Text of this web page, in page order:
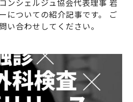
ンシェルジュ協会代表理事 岩
についての紹介記事です。 ご
い合わせしてください。